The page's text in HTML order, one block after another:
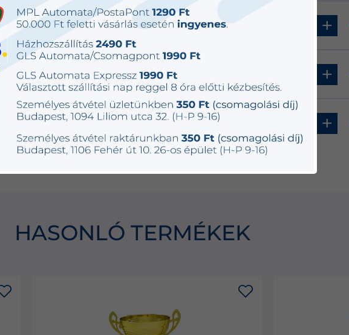
Fém és
műanyag
78 db
készleten
5 490 Ft + Extra +
Fém és
műanyag
78 db
készleten
4 690 Ft +
Fém és
74 db
4 290 Ft + Extra +
HASONLÓ TERMÉKEK